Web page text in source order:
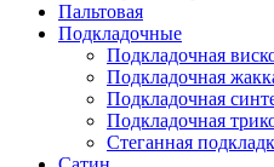
Пальтовая
Подкладочные
Подкладочная
Подкладочная
Подкладочная
Подкладочная
Стеганная